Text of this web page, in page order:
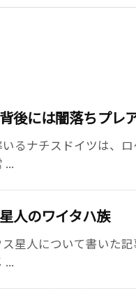
後には闇落ちプレ
いるナチスドイツは、
...
人のワイタハ族
星人について書いた
...